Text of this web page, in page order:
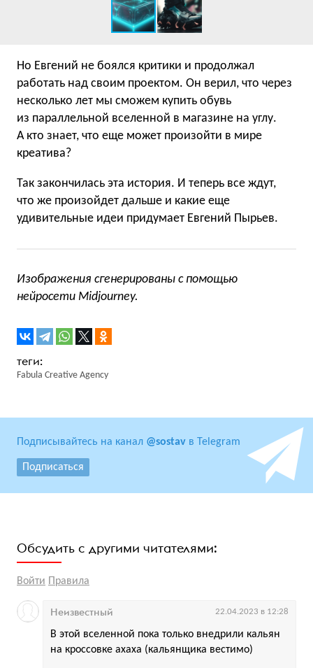
Но Евгений не боялся критики и продолжал
работать над своим проектом. Он верил, что через
несколько лет мы сможем купить обувь
из параллельной вселенной в магазине на углу.
А кто знает, что еще может произойти в мире
креатива?
Так закончилась эта история. И теперь все ждут,
что же произойдет дальше и какие еще
удивительные идеи придумает Евгений Пырьев.
Изображения сгенерированы с помощью
нейросети Midjourney.
Fabula Creative Agency
Подписывайтесь на канал @sostav в Telegram
Подписаться
Обсудить с другими читателями:
Войти Правила
В этой вселенной пока только внедрили кальян
на кроссовке ахаха (кальянщика вестимо)
Неизвестный 22.04.2023 в 12:28